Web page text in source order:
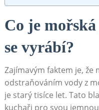
Co je
se vyrábí?
Zajímavým faktem je, že
odstraňováním vody z
je starý tisíce let. Tato
kuchaři pro svou